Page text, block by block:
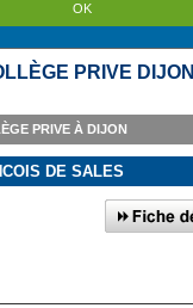
OK
PRIVE DIJON
PRIVE À DIJON
DE SALES